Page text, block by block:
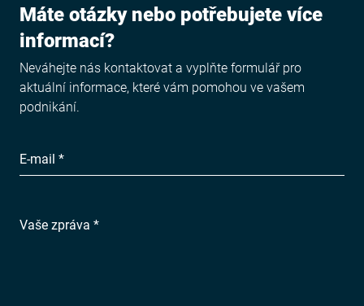
Máte otázky nebo potřebujete více
informací?
Neváhejte nás kontaktovat a vyplňte formulář pro
aktuální informace, které vám pomohou ve vašem
podnikání.
E-mail *
Vaše zpráva *